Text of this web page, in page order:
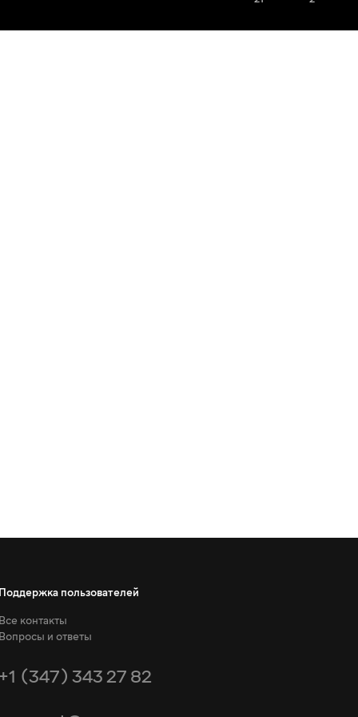
Поддержка пользователей
Все контакты
Вопросы и ответы
+1 (347) 343 27 82